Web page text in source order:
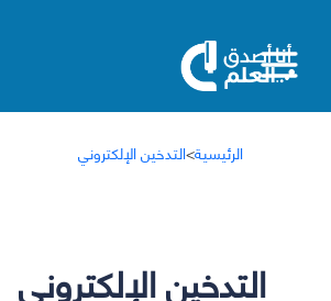
الرئيسية>التدخين الإلكتروني
التدخين الإلكتروني